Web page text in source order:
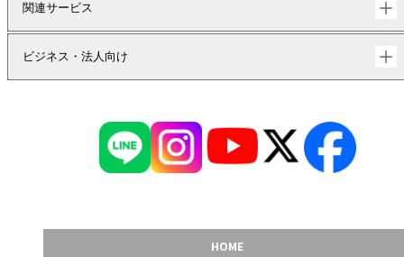
関連サービス
ビジネス・法人向け
HOME